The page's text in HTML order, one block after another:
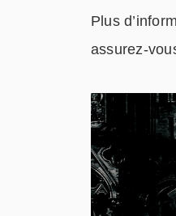
Plus
assurez-